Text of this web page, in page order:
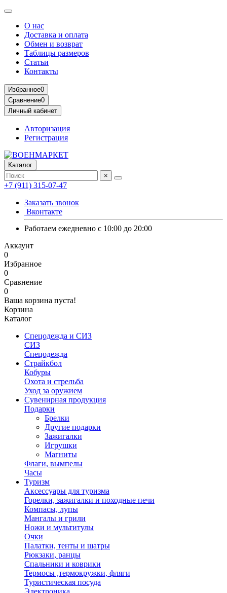
О нас
Доставка и оплата
Обмен и возврат
Таблицы размеров
Статьи
Контакты
Избранное0
Сравнение0
Личный кабинет
Авторизация
Регистрация
Каталог
×
+7 (911) 315-07-47
Заказать звонок
Вконтакте
Работаем ежедневно с 10:00 до 20:00
Аккаунт
0
Избранное
0
Сравнение
0
Ваша корзина пуста!
Корзина
Каталог
Спецодежда и СИЗ
СИЗ
Спецодежда
Страйкбол
Кобуры
Охота и стрельба
Уход за оружием
Сувенирная продукция
Подарки
Брелки
Другие подарки
Зажигалки
Игрушки
Магниты
Флаги, вымпелы
Часы
Туризм
Аксессуары для туризма
Горелки, зажигалки и походные печи
Компасы, лупы
Мангалы и грили
Ножи и мультитулы
Очки
Палатки, тенты и шатры
Рюкзаки, ранцы
Спальники и коврики
Термосы ,термокружки, фляги
Туристическая посуда
Электроника